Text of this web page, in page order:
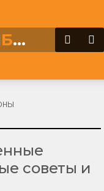
БЛОГ
советы и